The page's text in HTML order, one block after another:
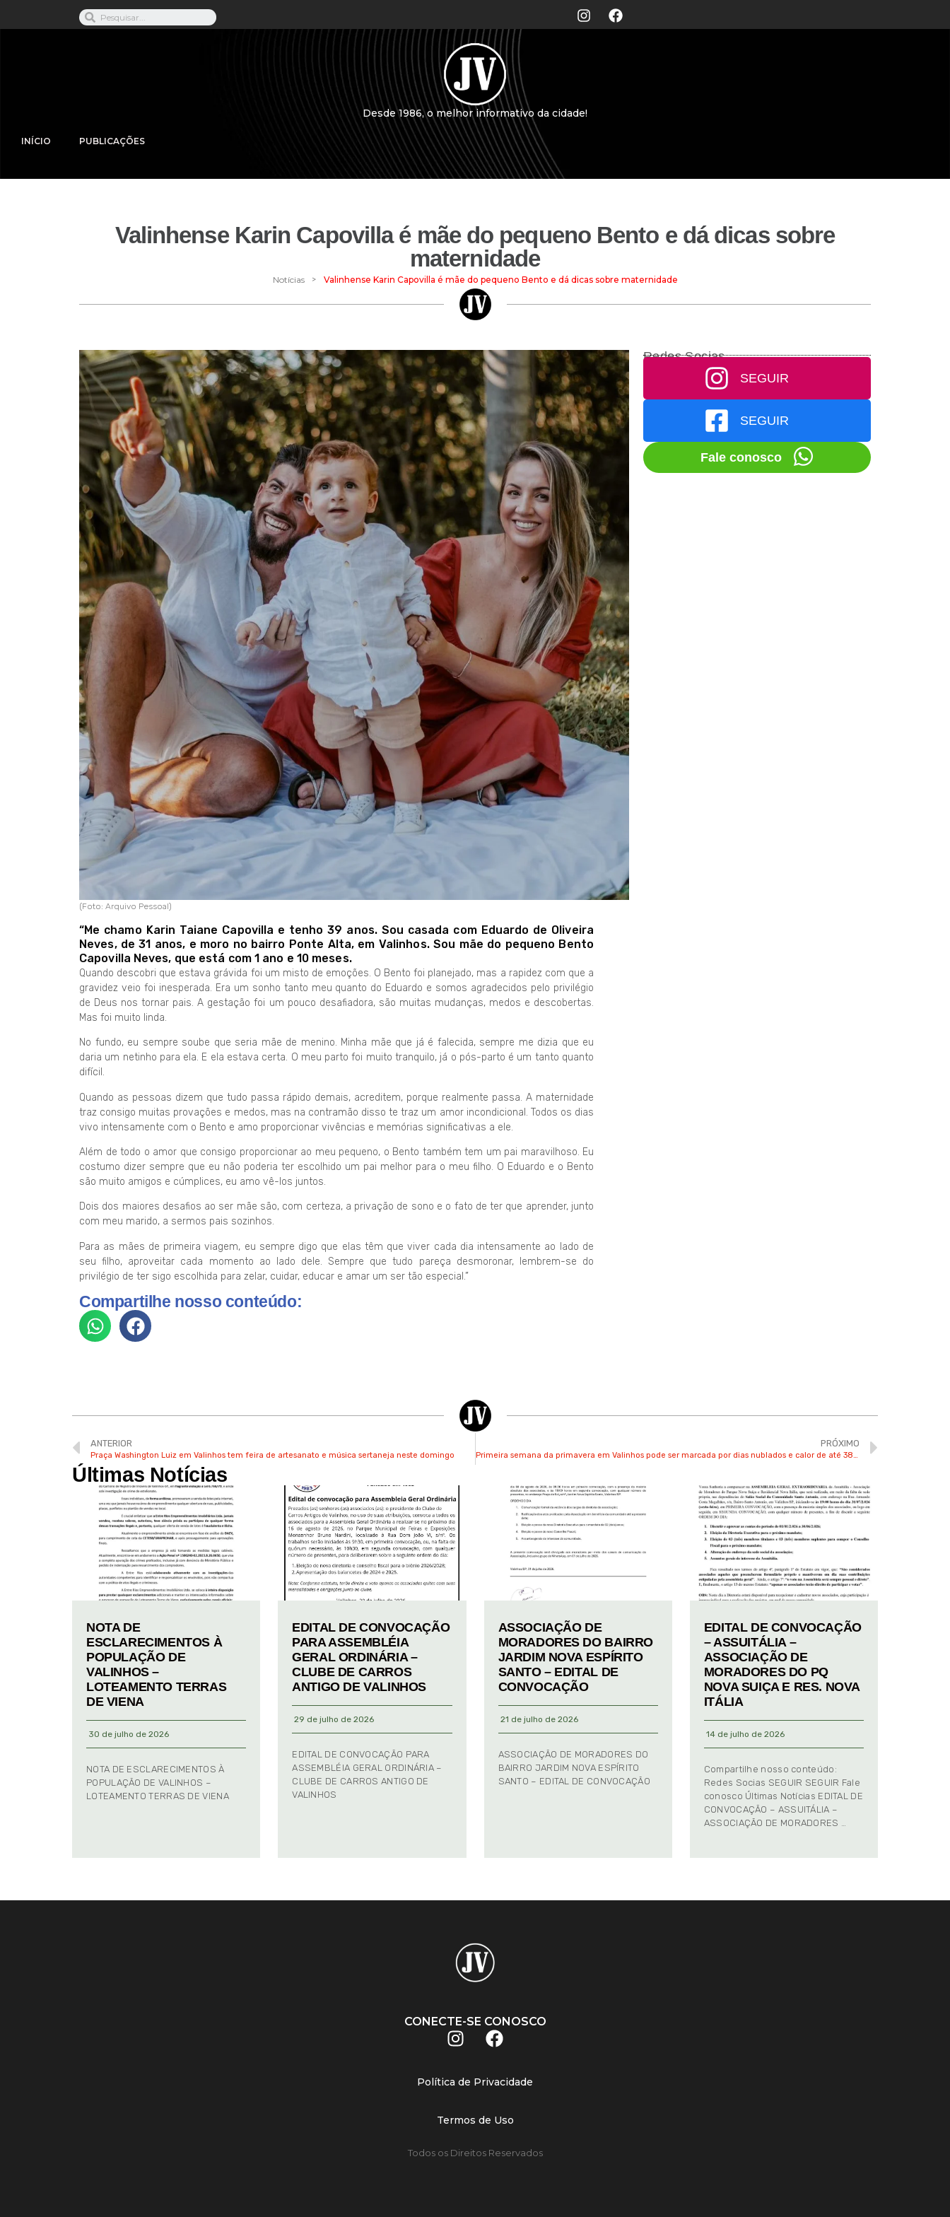
Desde 1986, o melhor informativo da cidade!
INÍCIO PUBLICAÇÕES
Valinhense Karin Capovilla é mãe do pequeno Bento e dá dicas sobre
maternidade
Notícias > Valinhense Karin Capovilla é mãe do pequeno Bento e dá dicas sobre maternidade
(Foto: Arquivo Pessoal)
“Me chamo Karin Taiane Capovilla e tenho 39 anos. Sou casada com Eduardo de Oliveira
Neves, de 31 anos, e moro no bairro Ponte Alta, em Valinhos. Sou mãe do pequeno Bento
Capovilla Neves, que está com 1 ano e 10 meses.
Quando descobri que estava grávida foi um misto de emoções. O Bento foi planejado, mas a rapidez com que a
gravidez veio foi inesperada. Era um sonho tanto meu quanto do Eduardo e somos agradecidos pelo privilégio
de Deus nos tornar pais. A gestação foi um pouco desafiadora, são muitas mudanças, medos e descobertas.
Mas foi muito linda.
No fundo, eu sempre soube que seria mãe de menino. Minha mãe que já é falecida, sempre me dizia que eu
daria um netinho para ela. E ela estava certa. O meu parto foi muito tranquilo, já o pós-parto é um tanto quanto
difícil.
Quando as pessoas dizem que tudo passa rápido demais, acreditem, porque realmente passa. A maternidade
traz consigo muitas provações e medos, mas na contramão disso te traz um amor incondicional. Todos os dias
vivo intensamente com o Bento e amo proporcionar vivências e memórias significativas a ele.
Além de todo o amor que consigo proporcionar ao meu pequeno, o Bento também tem um pai maravilhoso. Eu
costumo dizer sempre que eu não poderia ter escolhido um pai melhor para o meu filho. O Eduardo e o Bento
são muito amigos e cúmplices, eu amo vê-los juntos.
Dois dos maiores desafios ao ser mãe são, com certeza, a privação de sono e o fato de ter que aprender, junto
com meu marido, a sermos pais sozinhos.
Para as mães de primeira viagem, eu sempre digo que elas têm que viver cada dia intensamente ao lado de
seu filho, aproveitar cada momento ao lado dele. Sempre que tudo pareça desmoronar, lembrem-se do
privilégio de ter sigo escolhida para zelar, cuidar, educar e amar um ser tão especial.”
Compartilhe nosso conteúdo:
Redes Socias
SEGUIR
SEGUIR
Fale conosco
ANTERIOR
Praça Washington Luiz em Valinhos tem feira de artesanato e música sertaneja neste domingo
PRÓXIMO
Primeira semana da primavera em Valinhos pode ser marcada por dias nublados e calor de até 38ºC
Últimas Notícias
NOTA DE
ESCLARECIMENTOS À
POPULAÇÃO DE
VALINHOS –
LOTEAMENTO TERRAS
DE VIENA
30 de julho de 2026
NOTA DE ESCLARECIMENTOS À
POPULAÇÃO DE VALINHOS –
LOTEAMENTO TERRAS DE VIENA
EDITAL DE CONVOCAÇÃO
PARA ASSEMBLÉIA
GERAL ORDINÁRIA –
CLUBE DE CARROS
ANTIGO DE VALINHOS
29 de julho de 2026
EDITAL DE CONVOCAÇÃO PARA
ASSEMBLÉIA GERAL ORDINÁRIA –
CLUBE DE CARROS ANTIGO DE
VALINHOS
ASSOCIAÇÃO DE
MORADORES DO BAIRRO
JARDIM NOVA ESPÍRITO
SANTO – EDITAL DE
CONVOCAÇÃO
21 de julho de 2026
ASSOCIAÇÃO DE MORADORES DO
BAIRRO JARDIM NOVA ESPÍRITO
SANTO – EDITAL DE CONVOCAÇÃO
EDITAL DE CONVOCAÇÃO
– ASSUITÁLIA –
ASSOCIAÇÃO DE
MORADORES DO PQ
NOVA SUIÇA E RES. NOVA
ITÁLIA
14 de julho de 2026
Compartilhe nosso conteúdo:
Redes Socias SEGUIR SEGUIR Fale
conosco Últimas Notícias EDITAL DE
CONVOCAÇÃO – ASSUITÁLIA –
ASSOCIAÇÃO DE MORADORES …
CONECTE-SE CONOSCO
Política de Privacidade
Termos de Uso
Todos os Direitos Reservados